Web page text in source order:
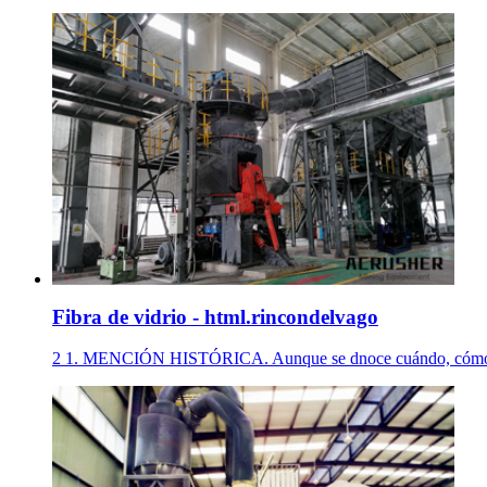
Fibra de vidrio - html.rincondelvago
2 1. MENCIÓN HISTÓRICA. Aunque se dnoce cuándo,